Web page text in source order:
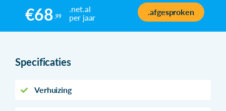
€68 ,99
.net.al
per jaar
.afgesproken
Specificaties
Verhuizing